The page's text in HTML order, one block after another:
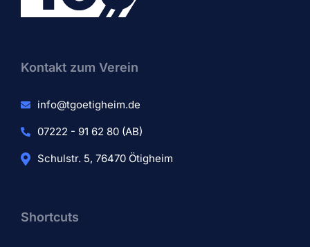
Kontakt zum Verein​
info@tgoetigheim.de
07222 - 91 62 80 (AB)
Schulstr. 5, 76470 Ötigheim
Shortcuts